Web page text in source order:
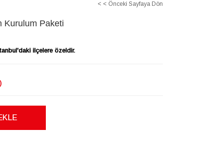
< < Önceki Sayfaya Dön
Kurulum Paketi
ilçelere özeldir.